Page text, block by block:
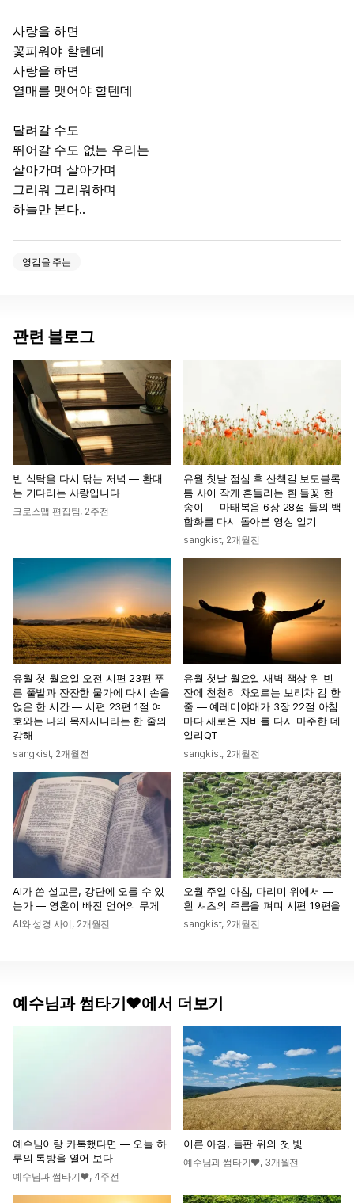
사랑을 하면
꽃피워야 할텐데
사랑을 하면
열매를 맺어야 할텐데
달려갈 수도
뛰어갈 수도 없는 우리는
살아가며 살아가며
그리워 그리워하며
하늘만 본다..
영감을 주는
관련 블로그
빈 식탁을 다시 닦는 저녁 — 환대
는 기다리는 사랑입니다
크로스맵 편집팀, 2주전
유월 첫날 점심 후 산책길 보도블록
틈 사이 작게 흔들리는 흰 들꽃 한
송이 — 마태복음 6장 28절 들의 백
합화를 다시 돌아본 영성 일기
sangkist, 2개월전
유월 첫 월요일 오전 시편 23편 푸
른 풀밭과 잔잔한 물가에 다시 손을
얹은 한 시간 — 시편 23편 1절 여
호와는 나의 목자시니라는 한 줄의
강해
sangkist, 2개월전
유월 첫날 월요일 새벽 책상 위 빈
잔에 천천히 차오르는 보리차 김 한
줄 — 예레미야애가 3장 22절 아침
마다 새로운 자비를 다시 마주한 데
일리QT
sangkist, 2개월전
AI가 쓴 설교문, 강단에 오를 수 있
는가 — 영혼이 빠진 언어의 무게
AI와 성경 사이 , 2개월전
오월 주일 아침, 다리미 위에서 —
흰 셔츠의 주름을 펴며 시편 19편을
sangkist, 2개월전
예수님과 썸타기♥에서 더보기
예수님이랑 카톡했다면 — 오늘 하
루의 톡방을 열어 보다
예수님과 썸타기♥, 4주전
이른 아침, 들판 위의 첫 빛
예수님과 썸타기♥, 3개월전